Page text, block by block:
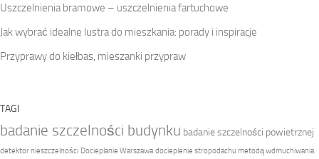
Uszczelnienia bramowe – uszczelnienia fartuchowe
Jak wybrać idealne lustra do mieszkania: porady i inspiracje
Przyprawy do kiełbas, mieszanki przypraw
TAGI
badanie szczelności budynku badanie szczelności powietrznej
detektor nieszczelności Docieplanie Warszawa docieplenie stropodachu metodą wdmuchiwania